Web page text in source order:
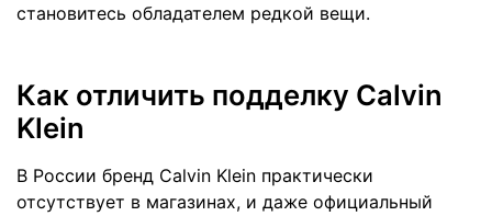
становитесь обладателем редкой вещи.
Как отличить подделку Calvin
Klein
В России бренд Calvin Klein практически
отсутствует в магазинах, и даже официальный